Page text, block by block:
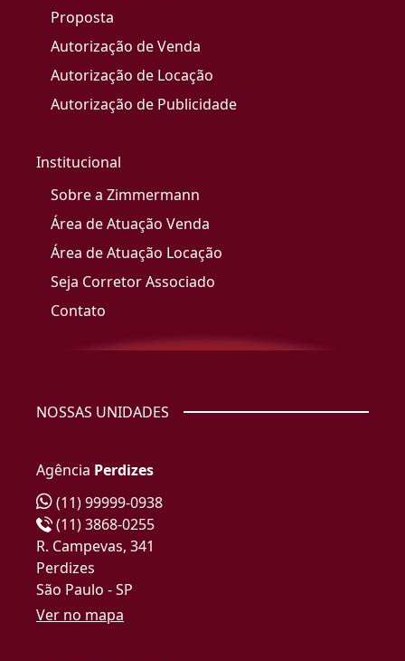
Proposta
Autorização de Venda
Autorização de Locação
Autorização de Publicidade
Institucional
Sobre a Zimmermann
Área de Atuação Venda
Área de Atuação Locação
Seja Corretor Associado
Contato
NOSSAS UNIDADES
Agência Perdizes
(11) 99999-0938
(11) 3868-0255
R. Campevas, 341
Perdizes
São Paulo - SP
Ver no mapa